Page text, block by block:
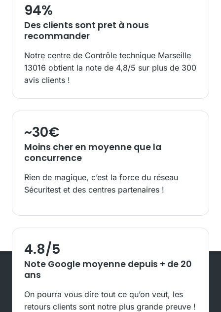
94%
Des clients sont pret à nous
recommander
Notre centre de Contrôle technique Marseille
13016 obtient la note de 4,8/5 sur plus de 300
avis clients !
~30€
Moins cher en moyenne que la
concurrence
Rien de magique, c’est la force du réseau
Sécuritest et des centres partenaires !
4.8/5
Note Google moyenne depuis + de 20
ans
On pourra vous dire tout ce qu’on veut, les
retours clients sont notre plus grande preuve !